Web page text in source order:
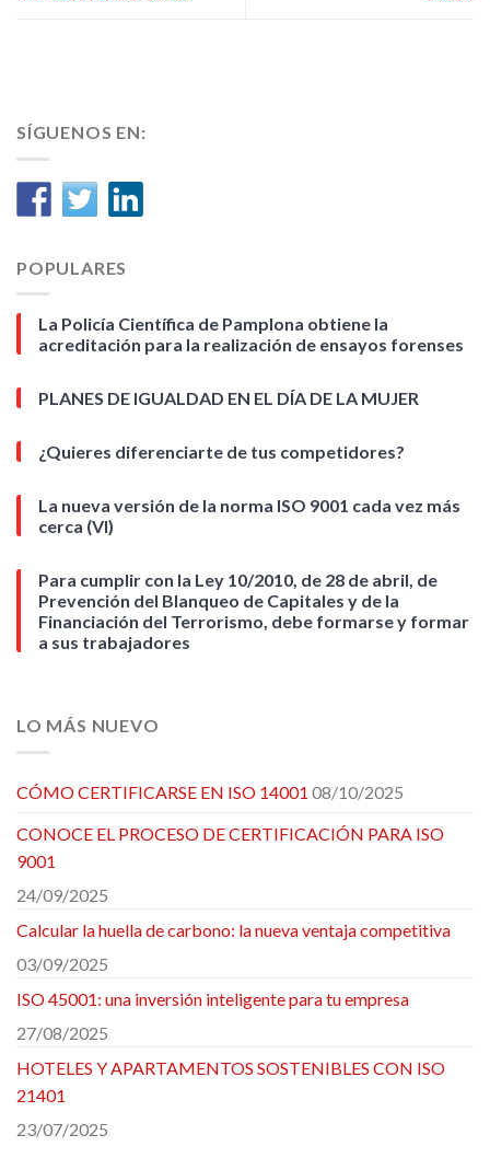
SÍGUENOS EN:
POPULARES
La Policía Científica de Pamplona obtiene la
acreditación para la realización de ensayos forenses
PLANES DE IGUALDAD EN EL DÍA DE LA MUJER
¿Quieres diferenciarte de tus competidores?
La nueva versión de la norma ISO 9001 cada vez más
cerca (VI)
Para cumplir con la Ley 10/2010, de 28 de abril, de
Prevención del Blanqueo de Capitales y de la
Financiación del Terrorismo, debe formarse y formar
a sus trabajadores
LO MÁS NUEVO
CÓMO CERTIFICARSE EN ISO 14001 08/10/2025
CONOCE EL PROCESO DE CERTIFICACIÓN PARA ISO
9001
24/09/2025
Calcular la huella de carbono: la nueva ventaja competitiva
03/09/2025
ISO 45001: una inversión inteligente para tu empresa
27/08/2025
HOTELES Y APARTAMENTOS SOSTENIBLES CON ISO
21401
23/07/2025